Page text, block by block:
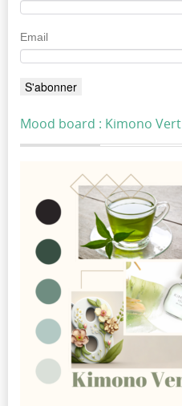
Email
Mood board : Kimono Vert